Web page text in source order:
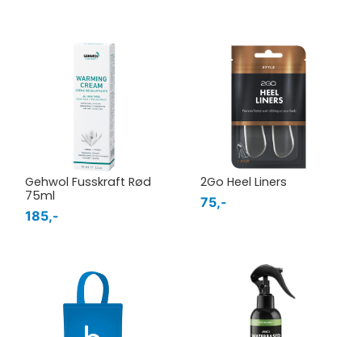
Gehwol Fusskraft Rød
75ml
185,-
2Go Heel Liners
75,-